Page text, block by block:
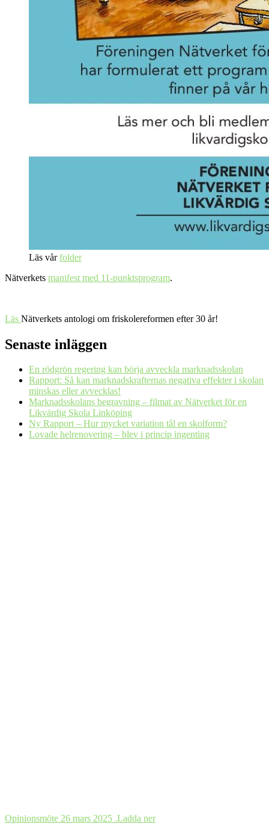
Läs vårfolder
Nätverkets manifest med 11-punktsprogram.
Läs Nätverkets antologi om friskolereformen efter 30 år!
Senaste inläggen
En rödgrön regering kan börja avveckla marknadsskolan
Rapport: Så kan marknadskrafternas negativa effekter i skolan
minskas eller avvecklas!
Marknadsskolans begravning – filmat av Nätverket för en
Likvärdig Skola Linköping
Ny Rapport – Hur mycket variation tål en skolform?
Lovade helrenovering – blev i princip ingenting
Opinionsmöte 26 mars 2025 .Ladda ner